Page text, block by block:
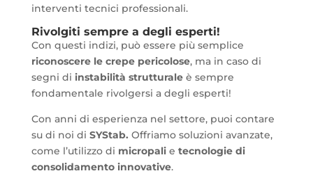
interventi tecnici professionali.
Rivolgiti sempre a degli esperti!
Con questi indizi, può essere più semplice
riconoscere le crepe pericolose, ma in caso di
segni di instabilità strutturaleè sempre
fondamentale rivolgersi a degli esperti!
Con anni di esperienza nel settore, puoi contare
su di noi di SYStab. Offriamo soluzioni avanzate,
come l’utilizzo di micropalie tecnologie di
consolidamento innovative.